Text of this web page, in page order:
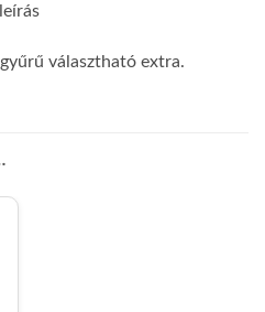
választható extra.